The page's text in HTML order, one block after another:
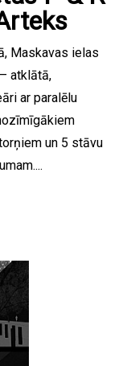
Maskavas ielas
atklātā,
ar paralēlu
un 5 stāvu